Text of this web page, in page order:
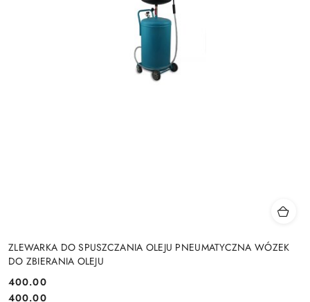
ZLEWARKA DO SPUSZCZANIA OLEJU PNEUMATYCZNA WÓZEK
DO ZBIERANIA OLEJU
Cena:
400.00
Cena:
400.00